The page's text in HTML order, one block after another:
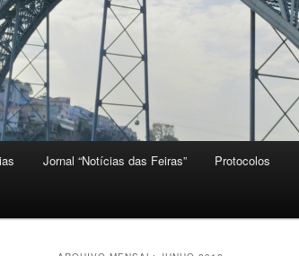
Jornal “Notícias das Feiras” Protocolos